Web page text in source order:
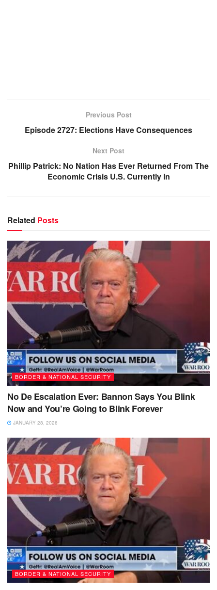
Previous Post
Episode 2727: Elections Have Consequences
Next Post
Phillip Patrick: No Nation Has Ever Returned From The
Economic Crisis U.S. Currently In
Related Posts
BORDER & NATIONAL SECURITY
No De Escalation Ever: Bannon Says You Blink
Now and You’re Going to Blink Forever
JANUARY 28, 2026
BORDER & NATIONAL SECURITY